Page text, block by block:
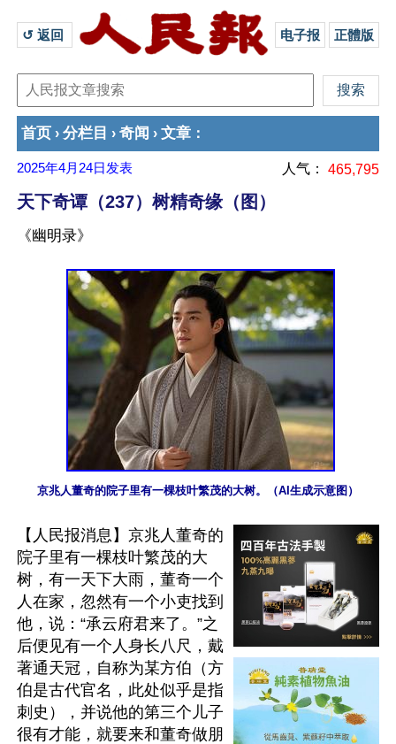
↺ 返回 电子报 正體版
首页 › 分栏目 › 奇闻 › 文章 ：
2025年4月24日 发表 人气： 465,795
天下奇谭（237）树精奇缘（图）
《幽明录》
京兆人董奇的院子里有一棵枝叶繁茂的大树。（AI生成示意图）
【人民报消息】京兆人董奇的
院子里有一棵枝叶繁茂的大
树，有一天下大雨，董奇一个
人在家，忽然有一个小吏找到
他，说：“承云府君来了。”之
后便见有一个人身长八尺，戴
著通天冠，自称为某方伯（方
伯是古代官名，此处似乎是指
刺史），并说他的第三个儿子
很有才能，就要来和董奇做朋